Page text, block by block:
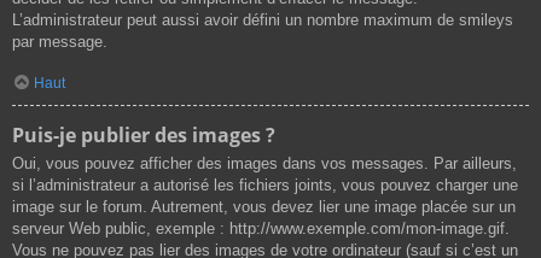
L’administrateur peut aussi avoir défini un nombre maximum de smileys
par message.
Haut
Puis-je publier des images ?
Oui, vous pouvez afficher des images dans vos messages. Par ailleurs,
si l’administrateur a autorisé les fichiers joints, vous pouvez charger une
image sur le forum. Autrement, vous devez lier une image placée sur un
serveur Web public, exemple : http://www.exemple.com/mon-image.gif.
Vous ne pouvez pas lier des images de votre ordinateur (sauf si c’est un